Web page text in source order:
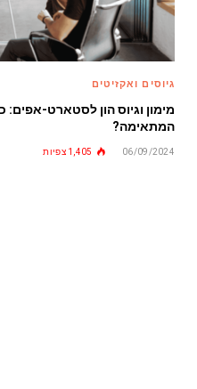
גיוסים ואקזיטים
מימון וגיוס הון לסטארט-
המתאימה?
06/09/2024
1,405 צפיות